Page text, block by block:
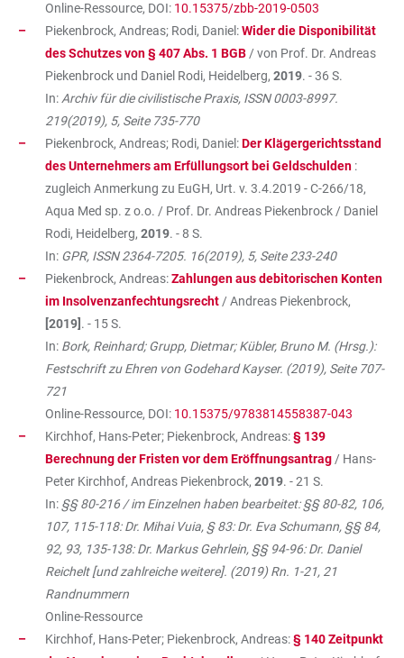
Online-Ressource, DOI: 10.15375/zbb-2019-0503
Piekenbrock, Andreas; Rodi, Daniel:Wider die Disponibilität
des Schutzes von § 407 Abs. 1 BGB / von Prof. Dr. Andreas
Piekenbrock und Daniel Rodi, Heidelberg, 2019. - 36 S.
In: Archiv für die civilistische Praxis, ISSN 0003-8997.
219(2019), 5, Seite 735-770
Piekenbrock, Andreas; Rodi, Daniel:Der Klägergerichtsstand
des Unternehmers am Erfüllungsort bei Geldschulden :
zugleich Anmerkung zu EuGH, Urt. v. 3.4.2019 - C-266/18,
Aqua Med sp. z o.o. / Prof. Dr. Andreas Piekenbrock / Daniel
Rodi, Heidelberg, 2019. - 8 S.
In: GPR, ISSN 2364-7205. 16(2019), 5, Seite 233-240
Piekenbrock, Andreas:Zahlungen aus debitorischen Konten
im Insolvenzanfechtungsrecht / Andreas Piekenbrock,
[2019] . - 15 S.
In: Bork, Reinhard; Grupp, Dietmar; Kübler, Bruno M. (Hrsg.):
Festschrift zu Ehren von Godehard Kayser. (2019), Seite 707-
721
Online-Ressource, DOI: 10.15375/9783814558387-043
Kirchhof, Hans-Peter; Piekenbrock, Andreas:§ 139
Berechnung der Fristen vor dem Eröffnungsantrag / Hans-
Peter Kirchhof, Andreas Piekenbrock, 2019. - 21 S.
In: §§ 80-216 / im Einzelnen haben bearbeitet: §§ 80-82, 106,
107, 115-118: Dr. Mihai Vuia, § 83: Dr. Eva Schumann, §§ 84,
92, 93, 135-138: Dr. Markus Gehrlein, §§ 94-96: Dr. Daniel
Reichelt [und zahlreiche weitere]. (2019) Rn. 1-21, 21
Randnummern
Online-Ressource
Kirchhof, Hans-Peter; Piekenbrock, Andreas:§ 140 Zeitpunkt